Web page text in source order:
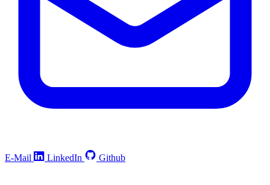
E-Mail LinkedIn Github